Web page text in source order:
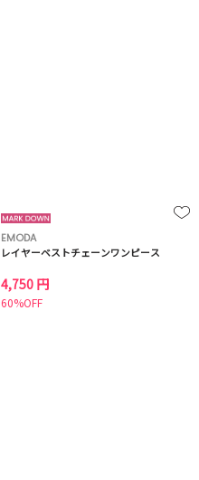
EMODA
レイヤーベストチェーンワンピース
4,750 円
60%OFF